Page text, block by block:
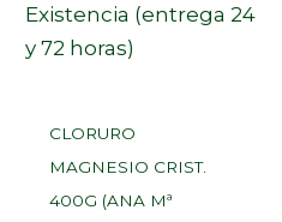
Existencia (entrega 24
y 72 horas)
CLORURO
MAGNESIO CRIST.
400G (ANA Mª